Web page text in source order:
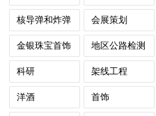
核导弹和炸弹 会展策划
金银珠宝首饰 地区公路检测
科研 架线工程
洋酒 首饰